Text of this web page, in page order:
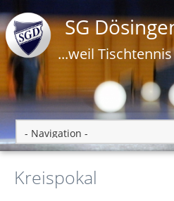
SG
...weil
Kreispokal